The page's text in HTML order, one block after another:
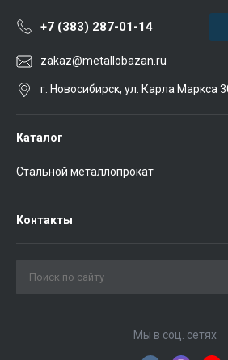
+7 (383) 287-01-14
zakaz@metallobazan.ru
г. Новосибирск, ул. Карла Маркса
Каталог
Стальной металлопрокат
Контакты
Мы в соц. сетях